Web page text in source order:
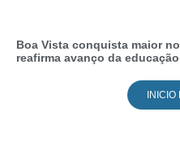
Boa Vista conquista maior
reafirma avanço da